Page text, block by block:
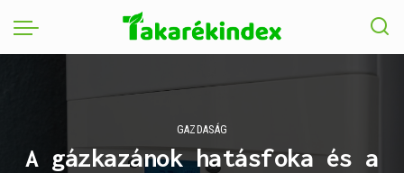
GAZDASÁG
A gázkazánok hatásfoka és a